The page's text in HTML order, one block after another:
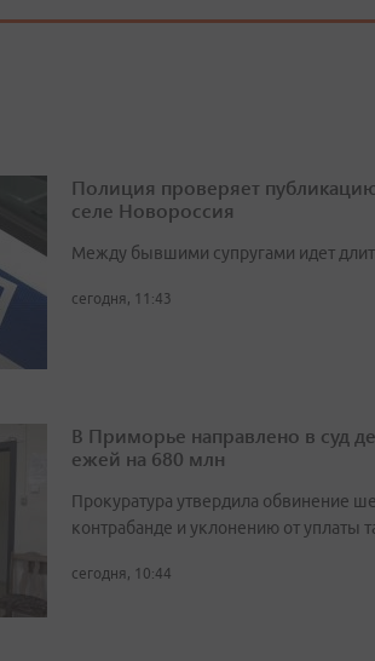
Полиция проверяет
селе Новороссия
Между бывшими супругами идет
сегодня, 11:43
В Приморье направлено в суд
ежей на 680 млн
Прокуратура утвердила обвинение
контрабанде и уклонению от уплаты
сегодня, 10:44